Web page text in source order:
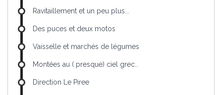
Ravitaillement et un peu plus...
Des puces et deux motos
Vaisselle et marchés de légumes
Montées au ( presque) ciel grec..
Direction Le Piree